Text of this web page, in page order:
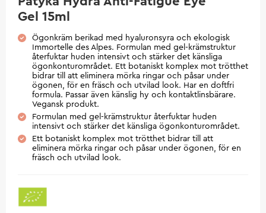
Gel 15ml
Ögonkräm berikad med hyaluronsyra och ekologisk
Immortelle des Alpes. Formulan med gel-krämstruktur
återfuktar huden intensivt och stärker det känsliga
ögonkonturområdet. Ett botaniskt komplex mot trötthet
bidrar till att eliminera mörka ringar och påsar under
ögonen, för en fräsch och utvilad look. Har en doftfri
formula. Passar även känslig hy och kontaktlinsbärare.
Vegansk produkt.
Formulan med gel-krämstruktur återfuktar huden
intensivt och stärker det känsliga ögonkonturområdet.
Ett botaniskt komplex mot trötthet bidrar till att
eliminera mörka ringar och påsar under ögonen, för en
fräsch och utvilad look.